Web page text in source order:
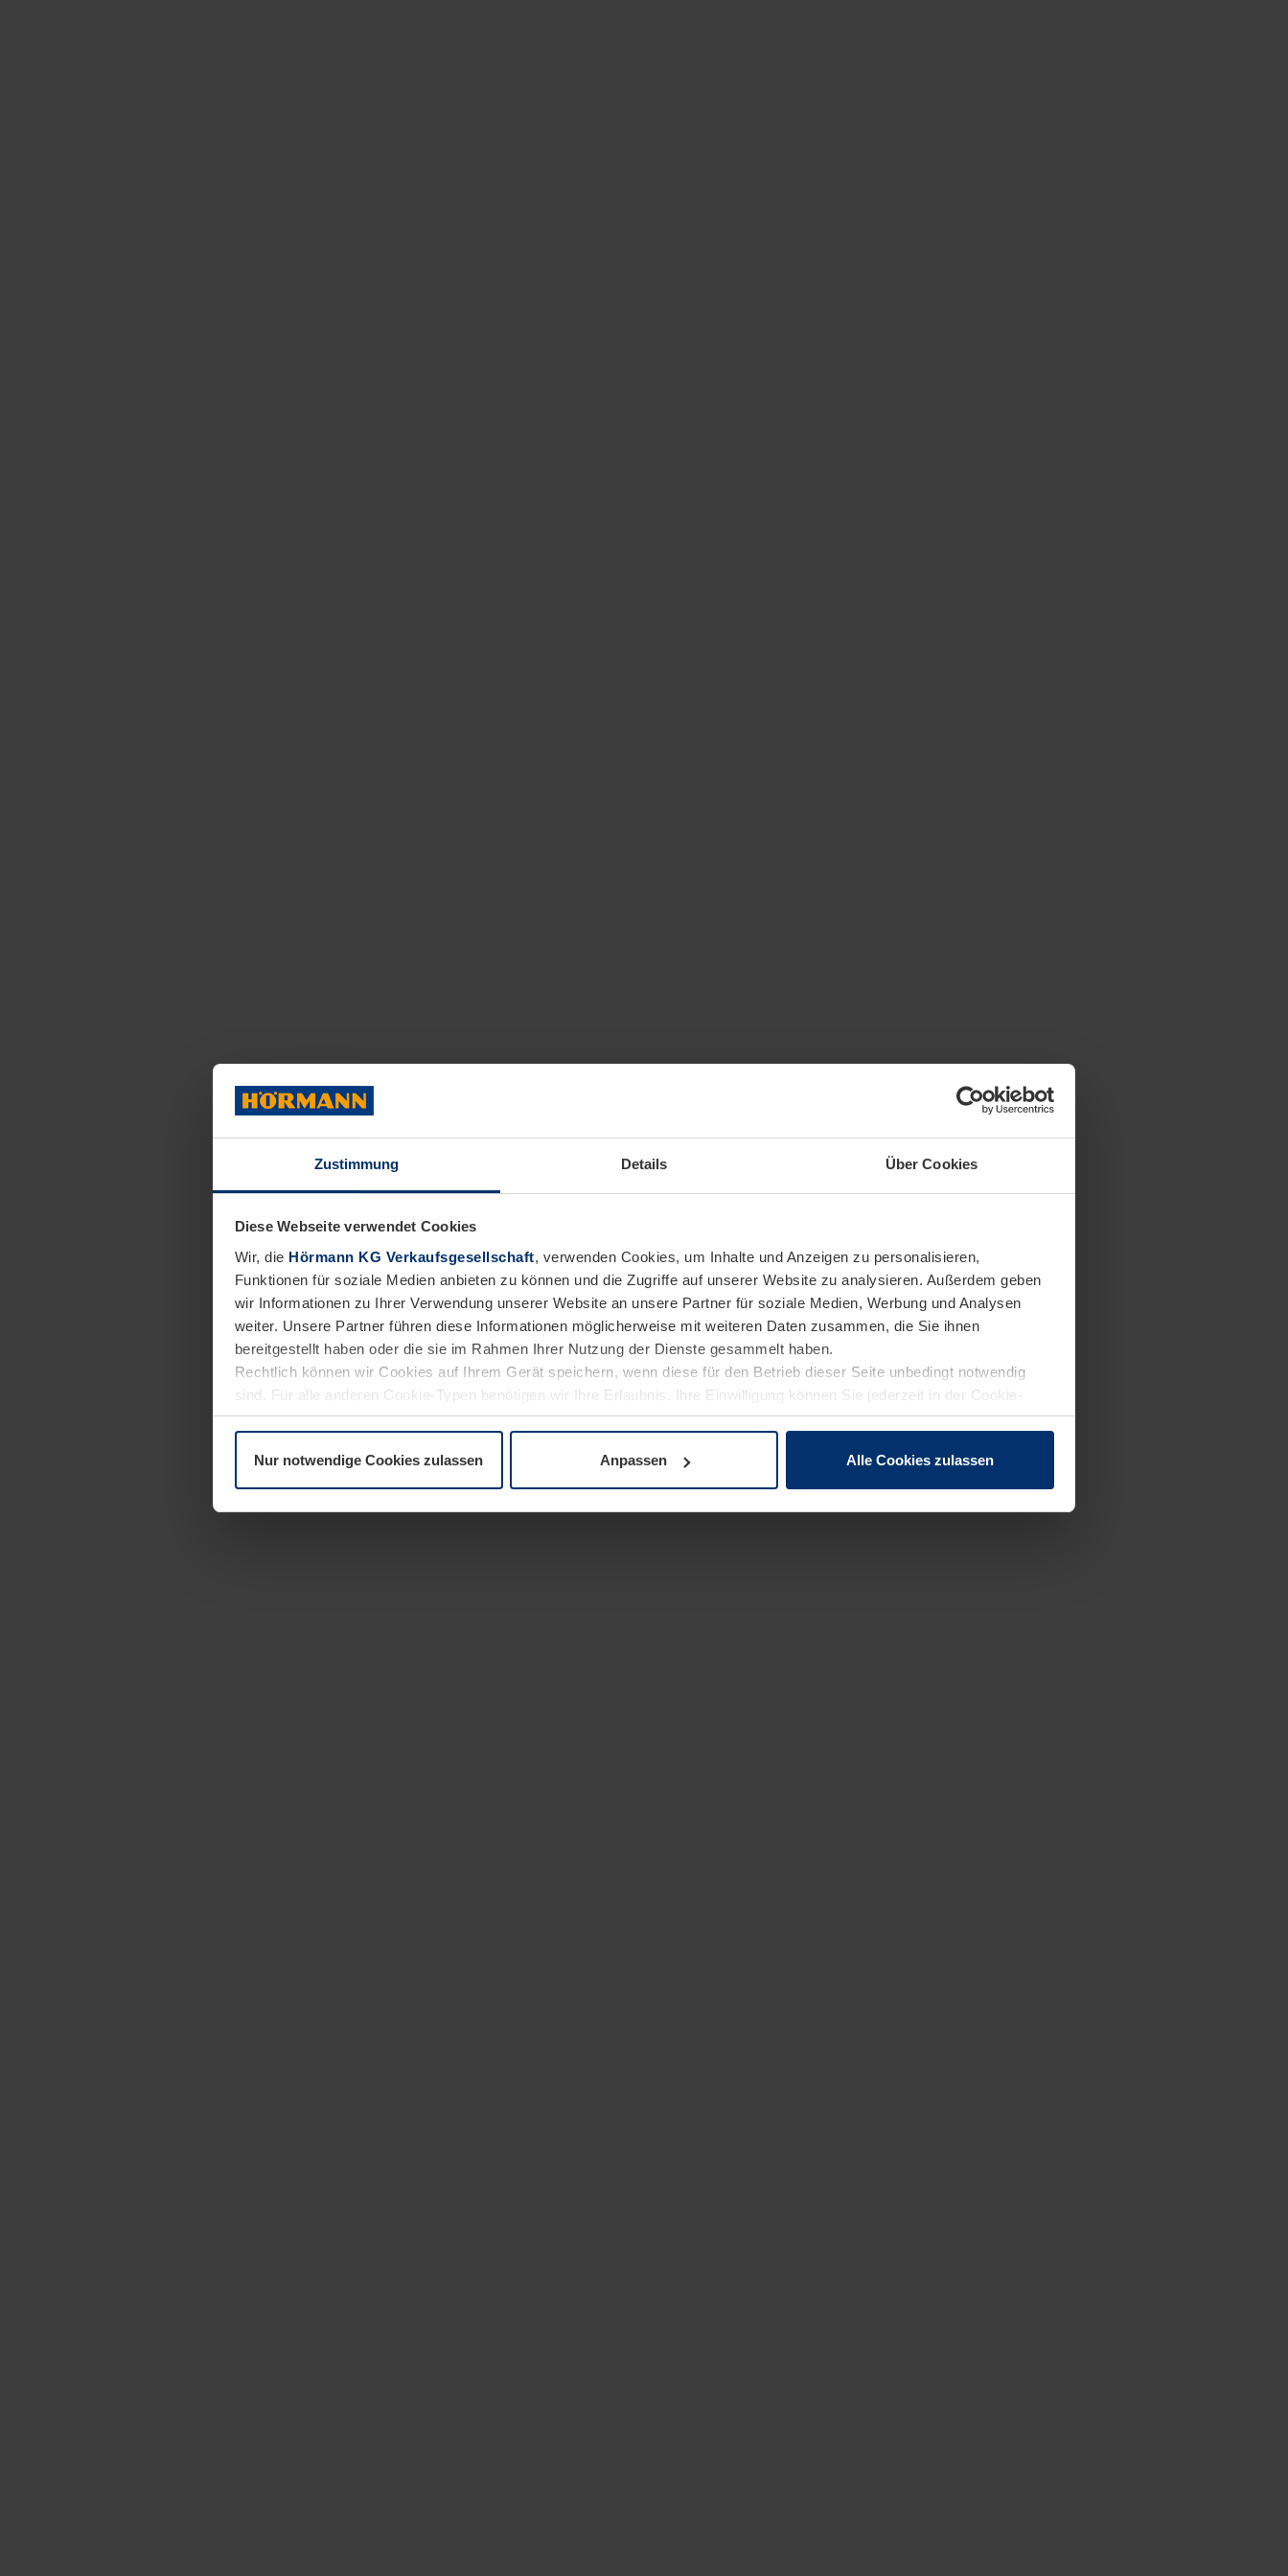
Zustimmung Details Über Cookies
Diese Webseite verwendet Cookies
Wir, die Hörmann KG Verkaufsgesellschaft, verwenden Cookies, um Inhalte und Anzeigen zu personalisieren,
Funktionen für soziale Medien anbieten zu können und die Zugriffe auf unserer Website zu analysieren. Außerdem geben
wir Informationen zu Ihrer Verwendung unserer Website an unsere Partner für soziale Medien, Werbung und Analysen
weiter. Unsere Partner führen diese Informationen möglicherweise mit weiteren Daten zusammen, die Sie ihnen
bereitgestellt haben oder die sie im Rahmen Ihrer Nutzung der Dienste gesammelt haben.
Rechtlich können wir Cookies auf Ihrem Gerät speichern, wenn diese für den Betrieb dieser Seite unbedingt notwendig
sind. Für alle anderen Cookie-Typen benötigen wir Ihre Erlaubnis. Ihre Einwilligung können Sie jederzeit in der Cookie-
Erläuterung auf der SeiteDatenschutzerklärungunserer Website ändern oder widerrufen.
Nur notwendige Cookies zulassen Anpassen Alle Cookies zulassen